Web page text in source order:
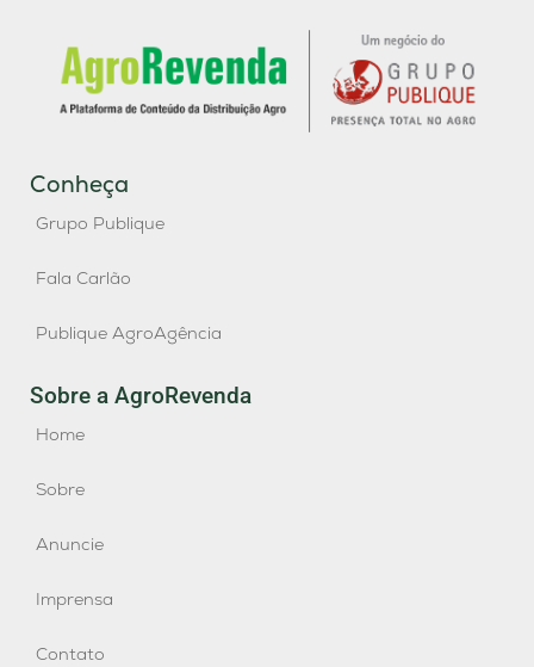
Conheça
Grupo Publique
Fala Carlão
Publique AgroAgência
Sobre a AgroRevenda
Home
Sobre
Anuncie
Imprensa
Contato